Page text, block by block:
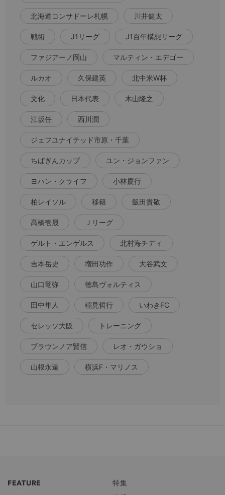
北海道コンサドーレ札幌 川井健太
戦術 J1リーグ J1百年構想リーグ
ファジアーノ岡山 マルティン・エデゴー
ルカオ 久保建英 北中米W杯
文化 日本代表 木山隆之
江坂任 西川潤
ジェフユナイテッド市原・千葉
ちばぎんカップ ユン・ジョンファン
ヨハン・クライフ 小林慶行
柏レイソル 移籍 飯田貴敬
高橋壱晟 Ｊリーグ
ゲルト・エンゲルス 北村海チディ
吉本岳史 増田功作 大谷武文
山口竜弥 徳島ヴォルティス
田中隼人 稲見哲行 いわきFC
セレッソ大阪 トレーニング
ブラウンノア賢信 レオ・ガウショ
山根永遠 横浜F・マリノス
FEATURE
特集